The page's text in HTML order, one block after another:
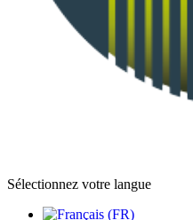
Sélectionnez votre langue